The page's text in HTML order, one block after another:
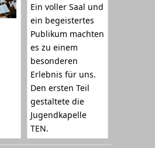
Ein voller Saal und
ein begeistertes
Publikum machten
es zu einem
besonderen
Erlebnis für uns.
Den ersten Teil
gestaltete die
Jugendkapelle
TEN.